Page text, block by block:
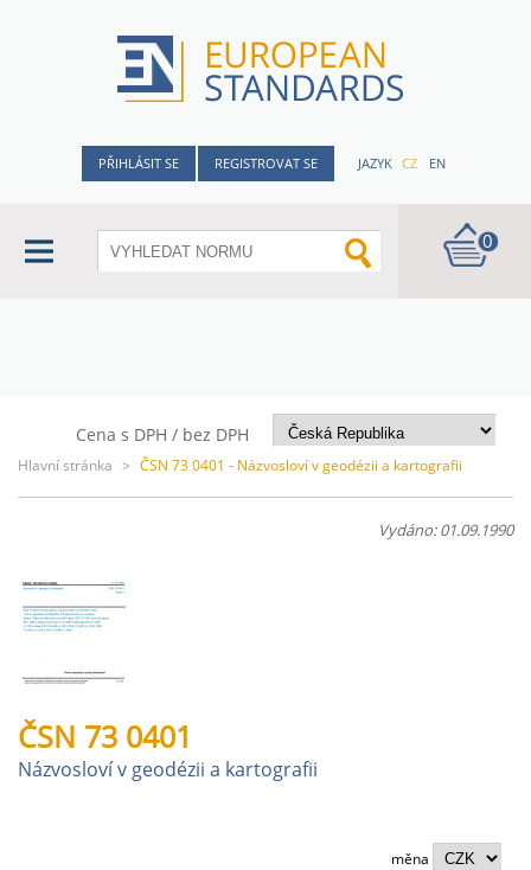
PŘIHLÁSIT SE REGISTROVAT SE JAZYK CZ EN
0
Cena s DPH / bez DPH
Hlavní stránka > ČSN 73 0401 - Názvosloví v geodézii a kartografii
Vydáno: 01.09.1990
ČSN 73 0401
Názvosloví v geodézii a kartografii
měna